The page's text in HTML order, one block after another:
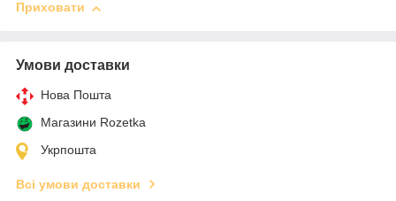
Приховати
Умови доставки
Нова Пошта
Магазини Rozetka
Укрпошта
Всі умови доставки